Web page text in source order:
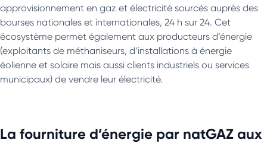
approvisionnement en gaz et électricité sourcés auprès des
bourses nationales et internationales, 24 h sur 24. Cet
écosystème permet également aux producteurs d’énergie
(exploitants de méthaniseurs, d’installations à énergie
éolienne et solaire mais aussi clients industriels ou services
municipaux) de vendre leur électricité.
La fourniture d’énergie par natGAZ aux